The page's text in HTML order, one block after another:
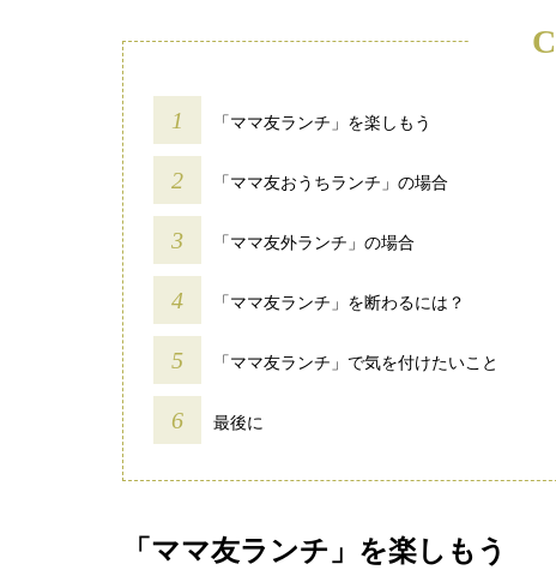
「ママ友ランチ」を楽しもう
「ママ友おうちランチ」の場合
「ママ友外ランチ」の場合
「ママ友ランチ」を断わるには？
「ママ友ランチ」で気を付けたいこと
最後に
「ママ友ランチ」を楽しもう